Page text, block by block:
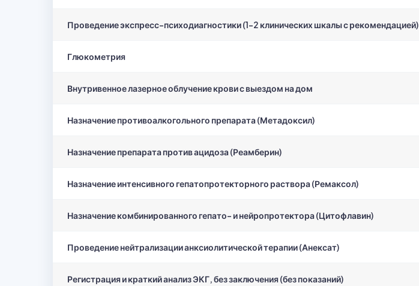
Проведение экспресс-психодиагностики (1-2 клинических шкалы с рекомендацией)
Глюкометрия
Внутривенное лазерное облучение крови с выездом на дом
Назначение противоалкогольного препарата (Метадоксил)
Назначение препарата против ацидоза (Реамберин)
Назначение интенсивного гепатопротекторного раствора (Ремаксол)
Назначение комбинированного гепато- и нейропротектора (Цитофлавин)
Проведение нейтрализации анксиолитической терапии (Анексат)
Регистрация и краткий анализ ЭКГ, без заключения (без показаний)